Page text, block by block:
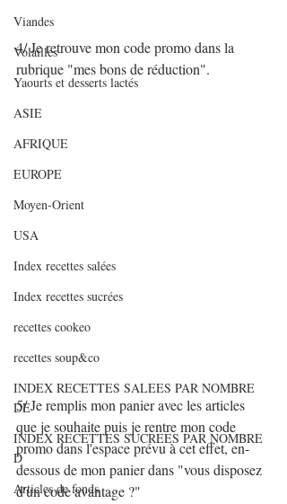
Viandes
Volailles
Yaourts et desserts lactés
ASIE
AFRIQUE
EUROPE
Moyen-Orient
USA
Index recettes salées
Index recettes sucrées
recettes cookeo
recettes soup&co
INDEX RECETTES SALEES PAR NOMBRE
DE
INDEX RECETTES SUCREES PAR NOMBRE
D
Articles de fonds
4/ Je retrouve mon code promo dans la
rubrique "mes bons de réduction".
5/ Je remplis mon panier avec les articles
que je souhaite puis je rentre mon code
promo dans l'espace prévu à cet effet, en-
dessous de mon panier dans "vous disposez
d'un code avantage ?"